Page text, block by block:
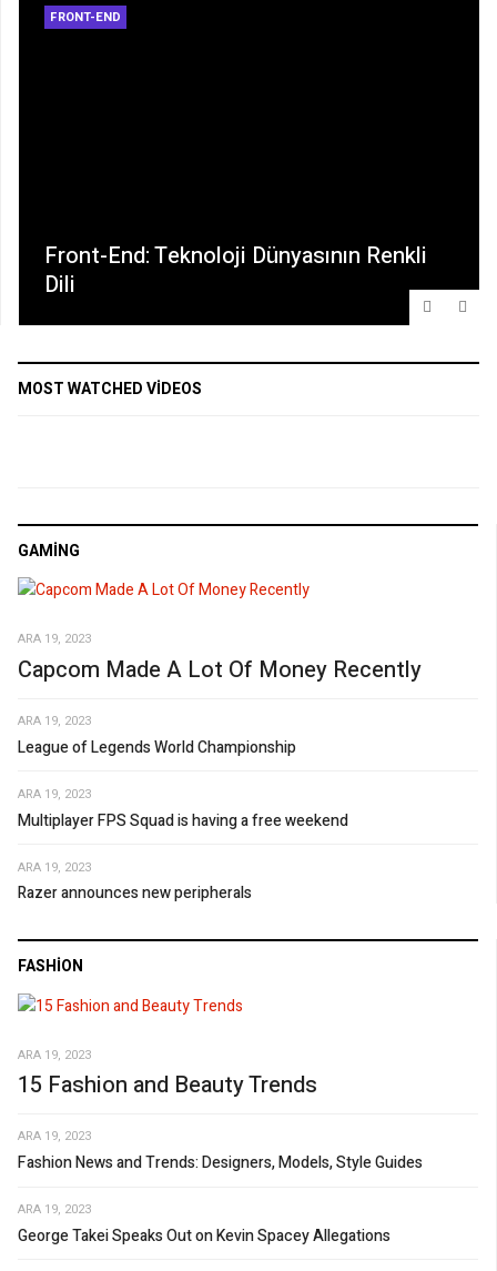
FRONT-END
Front-End: Teknoloji Dünyasının Renkli
Dili
MOST WATCHED VIDEOS
GAMING
ARA 19, 2023
Capcom Made A Lot Of Money Recently
ARA 19, 2023
League of Legends World Championship
ARA 19, 2023
Multiplayer FPS Squad is having a free weekend
ARA 19, 2023
Razer announces new peripherals
FASHION
ARA 19, 2023
15 Fashion and Beauty Trends
ARA 19, 2023
Fashion News and Trends: Designers, Models, Style Guides
ARA 19, 2023
George Takei Speaks Out on Kevin Spacey Allegations